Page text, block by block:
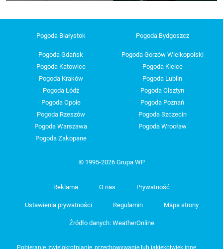
Pogoda Białystok Pogoda Bydgoszcz
Pogoda Gdańsk
Pogoda Gorzów Wielkopolski
Pogoda Katowice
Pogoda Kielce
Pogoda Kraków
Pogoda Lublin
Pogoda Łódź
Pogoda Olsztyn
Pogoda Opole
Pogoda Poznań
Pogoda Rzeszów
Pogoda Szczecin
Pogoda Warszawa
Pogoda Wrocław
Pogoda Zakopane
© 1995-2026 Grupa WP
Reklama O nas Prywatność
Ustawienia prywatności Regulamin Mapa strony
Źródło danych: WeatherOnline
Pobieranie, zwielokrotnianie, przechowywanie lub jakiekolwiek inne